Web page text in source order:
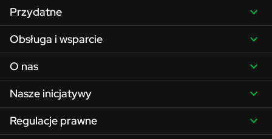
Przydatne
Obsługa i wsparcie
O nas
Nasze inicjatywy
Regulacje prawne